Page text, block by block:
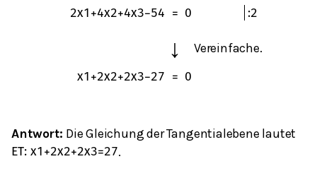
2x1 +4x2+4x3−54 = 0 :2
↓ Vereinfache.
x1 +2x2+2x3−27 = 0
Antwort: Die Gleichung der Tangentialebene lautet
ET: x1 +2x2+2x3=27.